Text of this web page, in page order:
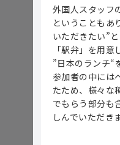
外国人スタッフ
ということもあ
いただきたい”
「駅弁」を用
”日本のランチ“
参加者の中には
たため、様々な
でもらう部分も
しんでいただき